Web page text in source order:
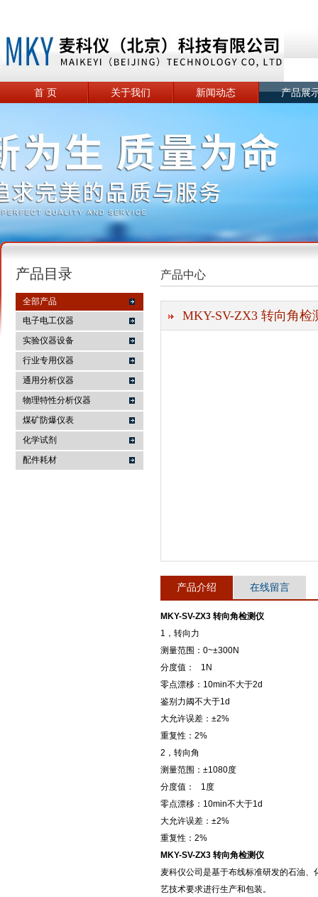
麦科仪（北京）科技有限公司
首 页 关于我们 新闻动态 产品展
产品目录
全部产品
电子电工仪器
实验仪器设备
行业专用仪器
通用分析仪器
物理特性分析仪器
煤矿防爆仪表
化学试剂
配件耗材
产品中心
MKY-SV-ZX3 转向角检
产品介绍 在线留言
MKY-SV-ZX3 转向角检测仪
1，转向力
测量范围：0~±300N
分度值： 1N
零点漂移：10min不大于2d
鉴别力阈不大于1d
大允许误差：±2%
重复性：2%
2，转向角
测量范围：±1080度
分度值： 1度
零点漂移：10min不大于1d
大允许误差：±2%
重复性：2%
MKY-SV-ZX3 转向角检测仪
麦科仪公司是基于布线标准研发的石油
艺技术要求进行生产和包装。